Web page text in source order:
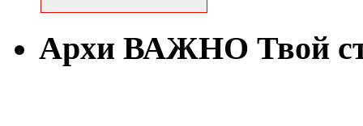
Архи ВАЖНО Твой